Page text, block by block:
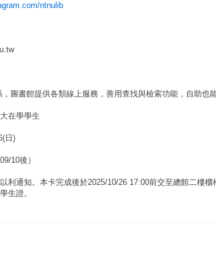
ntnulib
，圖書館提供各類線上服務，善用查找與檢索功能，自助也
在學學生
日)
10後）
利通知。本卡完成後於2025/10/26 17:00前交至總館二樓
生證。